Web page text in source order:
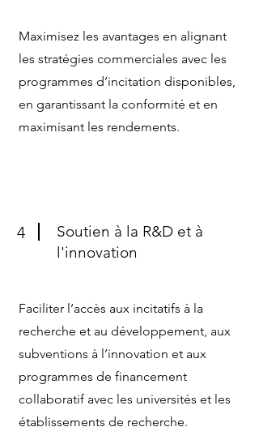
Maximisez les avantages en alignant
les stratégies commerciales avec les
programmes d’incitation disponibles,
en garantissant la conformité et en
maximisant les rendements.
4
Soutien à la R&D et à
l'innovation
Faciliter l’accès aux incitatifs à la
recherche et au développement, aux
subventions à l’innovation et aux
programmes de financement
collaboratif avec les universités et les
établissements de recherche.